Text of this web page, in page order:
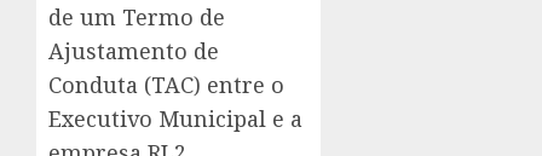
de um Termo de
Ajustamento de
Conduta (TAC) entre o
Executivo Municipal e a